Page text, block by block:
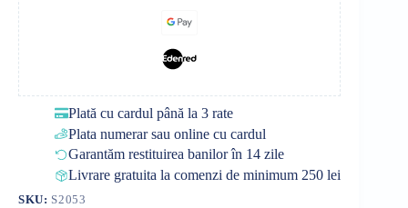
Plată cu cardul până la 3 rate
Plata numerar sau online cu cardul
Garantăm restituirea banilor în 14 zile
Livrare gratuita la comenzi de minimum 250 lei
SKU: S2053